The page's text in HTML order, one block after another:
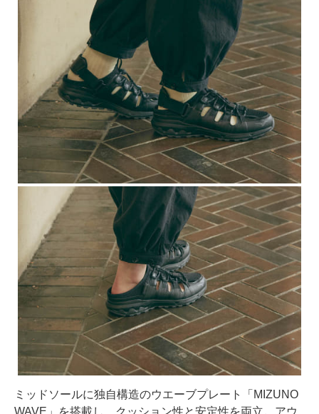
ミッドソールに独自構造のウエーブプレート「MIZUNO